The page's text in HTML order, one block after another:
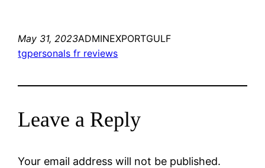
May 31, 2023ADMINEXPORTGULF
tgpersonals fr reviews
Leave a Reply
Your email address will not be published.